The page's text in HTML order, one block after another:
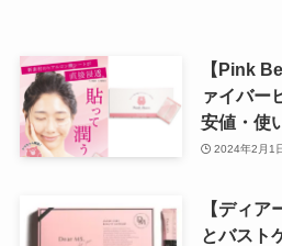
【Pink
ァイバー
安値・使
2024年2月1
【ディア
とバスト